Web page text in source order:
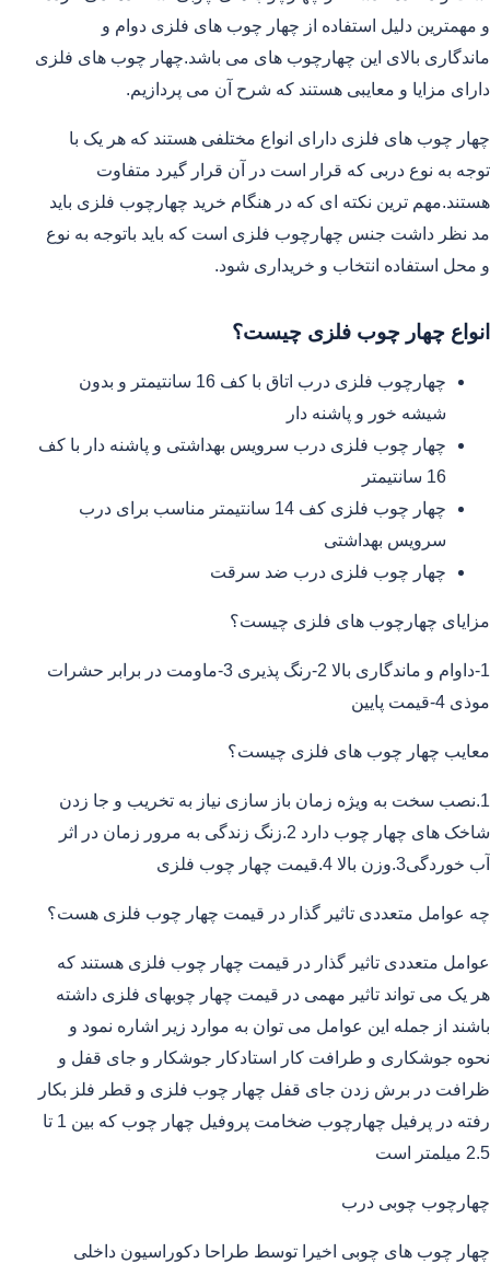
و مهمترین دلیل استفاده از چهار چوب های فلزی دوام و
ماندگاری بالای این چهارچوب های می باشد.چهار چوب های فلزی
دارای مزایا و معایبی هستند که شرح آن می پردازیم.
چهار چوب های فلزی دارای انواع مختلفی هستند که هر یک با
توجه به نوع دربی که قرار است در آن قرار گیرد متفاوت
هستند.مهم ترین نکته ای که در هنگام خرید چهارچوب فلزی باید
مد نظر داشت جنس چهارچوب فلزی است که باید باتوجه به نوع
و محل استفاده انتخاب و خریداری شود.
انواع چهار چوب فلزی چیست؟
چهارچوب فلزی درب اتاق با کف 16 سانتیمتر و بدون
شیشه خور و پاشنه دار
چهار چوب فلزی درب سرویس بهداشتی و پاشنه دار با کف
16 سانتیمتر
چهار چوب فلزی کف 14 سانتیمتر مناسب برای درب
سرویس بهداشتی
چهار چوب فلزی درب ضد سرقت
مزایای چهارچوب های فلزی چیست؟
1-داوام و ماندگاری بالا 2-رنگ پذیری 3-ماومت در برابر حشرات
موذی 4-قیمت پایین
معایب چهار چوب های فلزی چیست؟
1.نصب سخت به ویژه زمان باز سازی نیاز به تخریب و جا زدن
شاخک های چهار چوب دارد 2.زنگ زندگی به مرور زمان در اثر
آب خوردگی3.وزن بالا 4.قیمت چهار چوب فلزی
چه عوامل متعددی تاثیر گذار در قیمت چهار چوب فلزی هست؟
عوامل متعددی تاثیر گذار در قیمت چهار چوب فلزی هستند که
هر یک می تواند تاثیر مهمی در قیمت چهار چوبهای فلزی داشته
باشند از جمله این عوامل می توان به موارد زیر اشاره نمود و
نحوه جوشکاری و طرافت کار استادکار جوشکار و جای قفل و
ظرافت در برش زدن جای قفل چهار چوب فلزی و قطر فلز بکار
رفته در پرفیل چهارچوب ضخامت پروفیل چهار چوب که بین 1 تا
2.5 میلمتر است
چهارچوب چوبی درب
چهار چوب های چوبی اخیرا توسط طراحا دکوراسیون داخلی